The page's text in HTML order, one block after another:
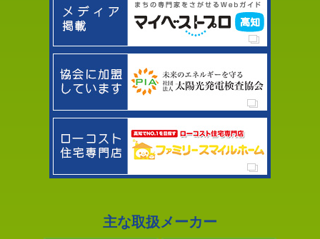
主な取扱メーカー